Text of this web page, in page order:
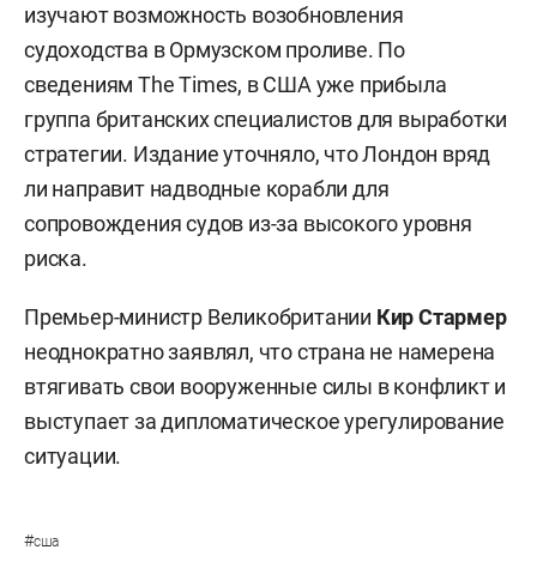
изучают возможность возобновления
судоходства в Ормузском проливе. По
сведениям The Times, в США уже прибыла
группа британских специалистов для выработки
стратегии. Издание уточняло, что Лондон вряд
ли направит надводные корабли для
сопровождения судов из-за высокого уровня
риска.
Премьер-министр Великобритании Кир Стармер
неоднократно заявлял, что страна не намерена
втягивать свои вооруженные силы в конфликт и
выступает за дипломатическое урегулирование
ситуации.
#сша